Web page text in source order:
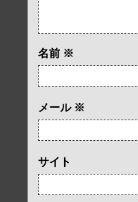
名前 ※
メール ※
サイト